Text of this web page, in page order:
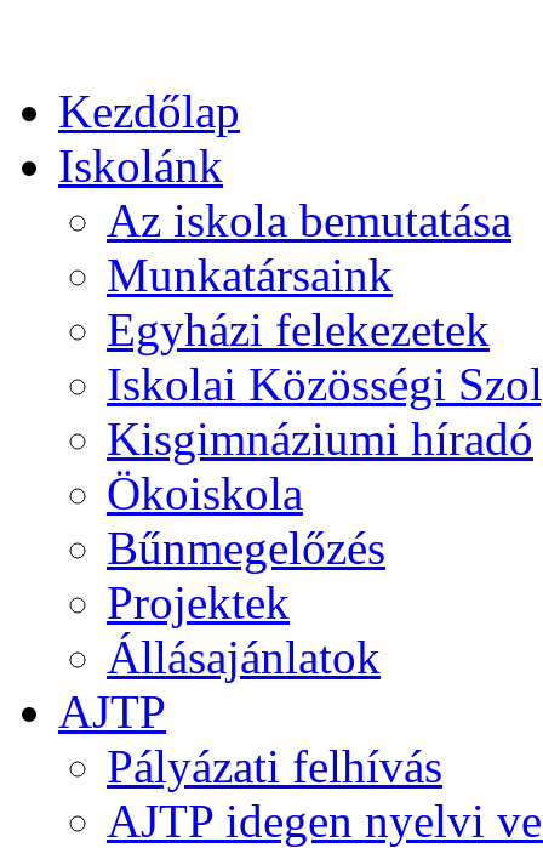
Kezdőlap
Iskolánk
Az iskola bemutatása
Munkatársaink
Egyházi felekezetek
Iskolai Közösségi
Kisgimnáziumi híradó
Ökoiskola
Bűnmegelőzés
Projektek
Állásajánlatok
AJTP
Pályázati felhívás
AJTP idegen nyelvi